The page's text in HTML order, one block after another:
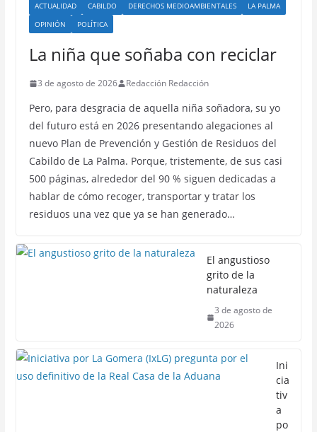
ACTUALIDAD CABILDO DERECHOS MEDIOAMBIENTALES
LA PALMA
OPINIÓN
POLÍTICA
La niña que soñaba con reciclar
3 de agosto de 2026 Redacción Redacción
Pero, para desgracia de aquella niña soñadora, su yo
del futuro está en 2026 presentando alegaciones al
nuevo Plan de Prevención y Gestión de Residuos del
Cabildo de La Palma. Porque, tristemente, de sus casi
500 páginas, alrededor del 90 % siguen dedicadas a
hablar de cómo recoger, transportar y tratar los
residuos una vez que ya se han generado…
El angustioso
grito de la
naturaleza
3 de agosto de
2026
Ini
cia
tiv
a
po